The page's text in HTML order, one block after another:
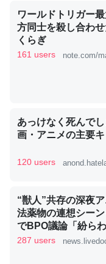
利だから両方が拮抗
いる鋏角類（カブト
ずキチンを強化し
─ニュース :: 【研究発表
これを元に考えると
類は苦労してるん
いのか」に関する新仮説
ワールドトリガー
方同士を殺し合わ
くらぎ
161 users note.com/
あっけなく死んで
画・アニメの主要キ
120 users
“獣人”共存の深夜
法薬物の連想シー
でBPO議論「紛ら
しないほうが」 - ラ
287 users